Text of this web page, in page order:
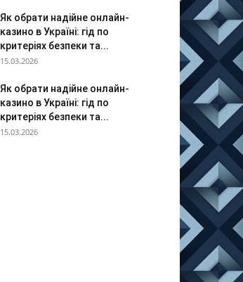
Як обрати надійне онлайн-
казино в Україні: гід по
критеріях безпеки та...
15.03.2026
Як обрати надійне онлайн-
казино в Україні: гід по
критеріях безпеки та...
15.03.2026